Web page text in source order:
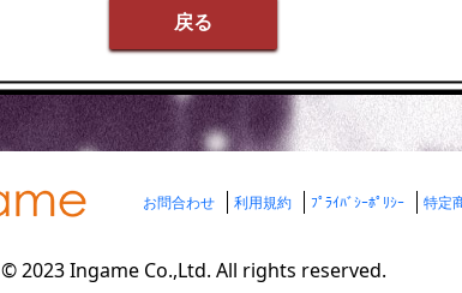
戻る
お問合わせ 利用規約 ﾌﾟﾗｲﾊﾞｼｰﾎﾟﾘｼｰ 特定
© 2023 Ingame Co.,Ltd. All rights reserved.